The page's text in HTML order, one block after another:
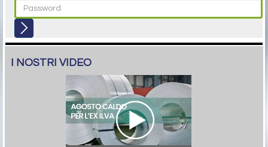
I NOSTRI VIDEO